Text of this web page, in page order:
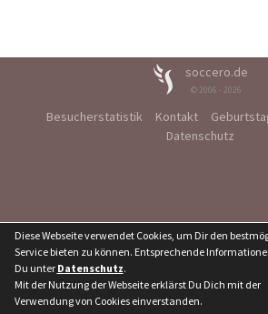
soccero.de
© 2006 - 2026
Besucherstatistik Kontakt
Datenschutz
Diese Webseite verwendet Cookies, um Dir den
Service bieten zu können. Entsprechende
Du unter Datenschutz.
Mit der Nutzung der Webseite erklärst Du Dich mit der
Verwendung von Cookies einverstanden.